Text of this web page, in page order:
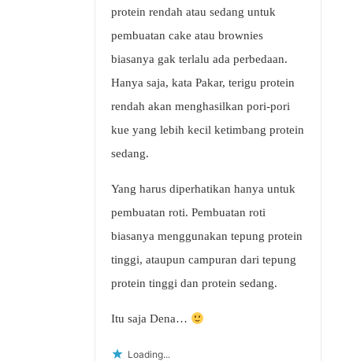
protein rendah atau sedang untuk
pembuatan cake atau brownies
biasanya gak terlalu ada perbedaan.
Hanya saja, kata Pakar, terigu protein
rendah akan menghasilkan pori-pori
kue yang lebih kecil ketimbang protein
sedang.
Yang harus diperhatikan hanya untuk
pembuatan roti. Pembuatan roti
biasanya menggunakan tepung protein
tinggi, ataupun campuran dari tepung
protein tinggi dan protein sedang.
Itu saja Dena…
Loading...